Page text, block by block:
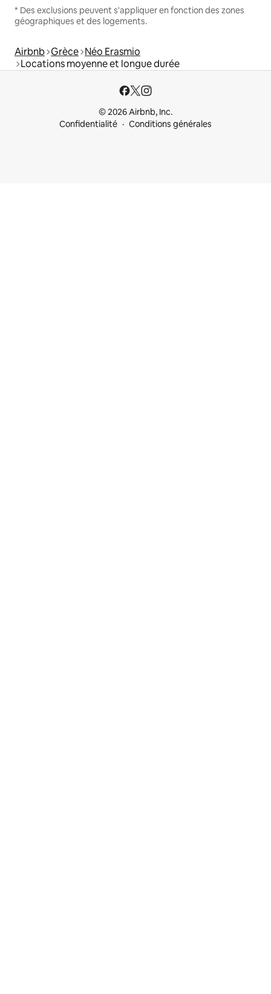
* Des exclusions peuvent s'appliquer en fonction des zones
géographiques et des logements.
Airbnb Grèce Néo Erasmio
Locations moyenne et longue durée
© 2026 Airbnb, Inc.
Confidentialité
Conditions générales